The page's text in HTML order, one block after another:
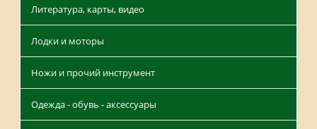
Литература, карты, видео
Лодки и моторы
Ножи и прочий инструмент
Одежда - обувь - аксессуары